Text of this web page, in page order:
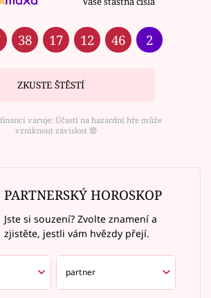
38 17 12 46 2
ZKUSTE ŠTĚSTÍ
varuje: Účastí na hazardní hře může
vzniknout závislost ⑱
PARTNERSKÝ HOROSKOP
Jste si souzení? Zvolte znamení a
zjistěte, jestli vám hvězdy přejí.